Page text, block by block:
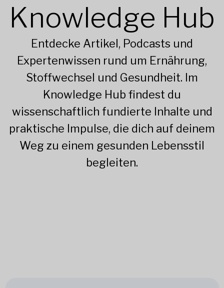
Knowledge Hub
Entdecke Artikel, Podcasts und
Expertenwissen rund um Ernährung,
Stoffwechsel und Gesundheit. Im
Knowledge Hub findest du
wissenschaftlich fundierte Inhalte und
praktische Impulse, die dich auf deinem
Weg zu einem gesunden Lebensstil
begleiten.